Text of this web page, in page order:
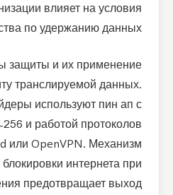
влияет на условия
по удержанию данных.
защиты и их применение
транслируемой данных.
используют пин ап с
и работой протоколов
или OpenVPN. Механизм
интернета при
предотвращает выход